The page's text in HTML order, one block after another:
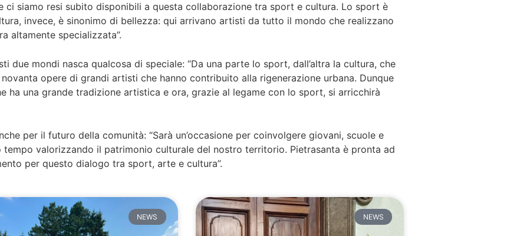
siamo resi subito disponibili a questa collaborazione tra sport e cultura. Lo sport è
invece, è sinonimo di bellezza: qui arrivano artisti da tutto il mondo che realizzano
altamente specializzata”.
due mondi nasca qualcosa di speciale: “Da una parte lo sport, dall’altra la cultura, che
opere di grandi artisti che hanno contribuito alla rigenerazione urbana. Dunque
una grande tradizione artistica e ora, grazie al legame con lo sport, si arricchirà
per il futuro della comunità: “Sarà un’occasione per coinvolgere giovani, scuole e
valorizzando il patrimonio culturale del nostro territorio. Pietrasanta è pronta ad
per questo dialogo tra sport, arte e cultura”.
NEWS NEWS